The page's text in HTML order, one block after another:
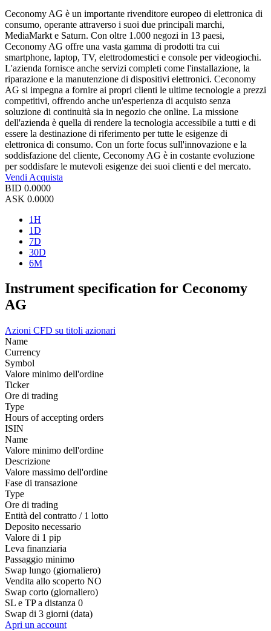
Ceconomy AG è un importante rivenditore europeo di elettronica di
consumo, operante attraverso i suoi due principali marchi,
MediaMarkt e Saturn. Con oltre 1.000 negozi in 13 paesi,
Ceconomy AG offre una vasta gamma di prodotti tra cui
smartphone, laptop, TV, elettrodomestici e console per videogiochi.
L'azienda fornisce anche servizi completi come l'installazione, la
riparazione e la manutenzione di dispositivi elettronici. Ceconomy
AG si impegna a fornire ai propri clienti le ultime tecnologie a prezzi
competitivi, offrendo anche un'esperienza di acquisto senza
soluzione di continuità sia in negozio che online. La missione
dell'azienda è quella di rendere la tecnologia accessibile a tutti e di
essere la destinazione di riferimento per tutte le esigenze di
elettronica di consumo. Con un forte focus sull'innovazione e la
soddisfazione del cliente, Ceconomy AG è in costante evoluzione
per soddisfare le mutevoli esigenze dei suoi clienti e del mercato.
Vendi Acquista
BID 0.0000
ASK 0.0000
1H
1D
7D
30D
6M
Instrument specification for Ceconomy
AG
Azioni CFD su titoli azionari
Name
Currency
Symbol
Valore minimo dell'ordine
Ticker
Ore di trading
Type
Hours of accepting orders
ISIN
Name
Valore minimo dell'ordine
Descrizione
Valore massimo dell'ordine
Fase di transazione
Type
Ore di trading
Entità del contratto / 1 lotto
Deposito necessario
Valore di 1 pip
Leva finanziaria
Passaggio minimo
Swap lungo (giornaliero)
Vendita allo scoperto NO
Swap corto (giornaliero)
SL e TP a distanza 0
Swap di 3 giorni (data)
Apri un account